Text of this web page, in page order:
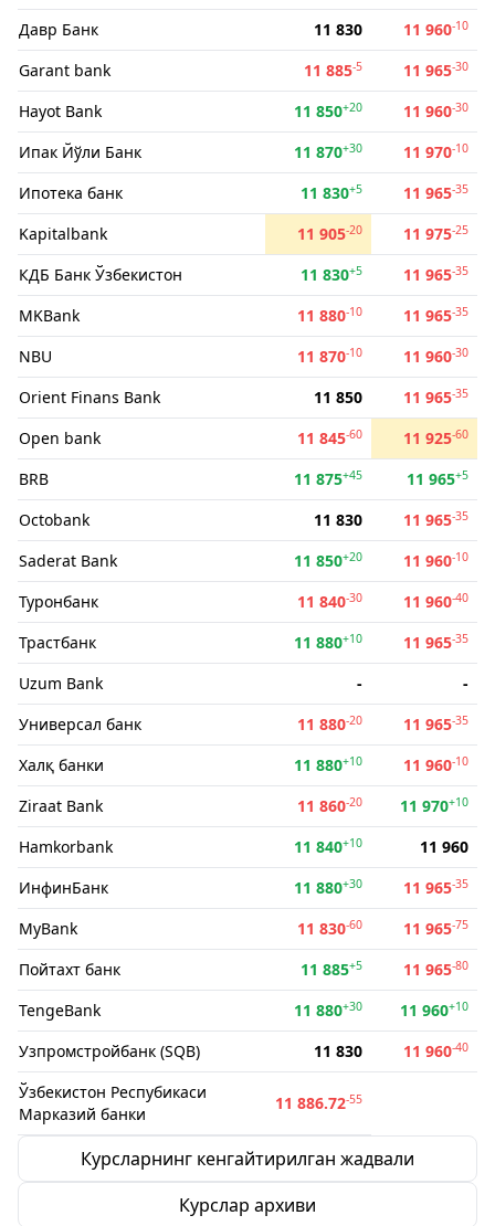
Давр Банк 11 830 11 960-10
Garant bank 11 885-5 11 965-30
Hayot Bank 11 850+20 11 960-30
Ипак Йўли Банк 11 870+30 11 970-10
Ипотека банк 11 830+5 11 965-35
Kapitalbank 11 905-20 11 975-25
КДБ Банк Ўзбекистон 11 830+5 11 965-35
MKBank 11 880-10 11 965-35
NBU 11 870-10 11 960-30
Orient Finans Bank 11 850 11 965-35
Open bank 11 845-60 11 925-60
BRB 11 875+45 11 965+5
Octobank 11 830 11 965-35
Saderat Bank 11 850+20 11 960-10
Туронбанк 11 840-30 11 960-40
Трастбанк 11 880+10 11 965-35
Uzum Bank -
-
Универсал банк
11 880-20 11 965-35
Халқ банки 11 880+10 11 960-10
Ziraat Bank 11 860-20 11 970+10
Hamkorbank 11 840+10
11 960
ИнфинБанк
11 880+30 11 965-35
MyBank 11 830-60 11 965-75
Пойтахт банк 11 885+5 11 965-80
TengeBank 11 880+30 11 960+10
Узпромстройбанк (SQB) 11 830 11 960-40
Ўзбекистон Респубикаси
Марказий банки
11 886.72-55
Курсларнинг кенгайтирилган жадвали
Курслар архиви